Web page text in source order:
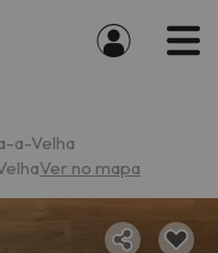
a-Velha
Ver no mapa